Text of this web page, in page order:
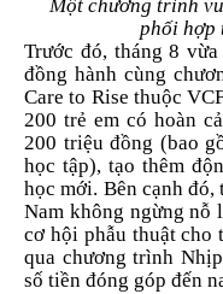
Một chương trình
phối hợp
Trước đó, tháng 8
đồng hành cùng
Care to Rise thuộc
200 trẻ em có hoàn
200 triệu đồng (bao
học tập), tạo thêm
học mới. Bên cạnh
Nam không ngừng nỗ
cơ hội phẫu thuật cho
qua chương trình
số tiền đóng góp đến